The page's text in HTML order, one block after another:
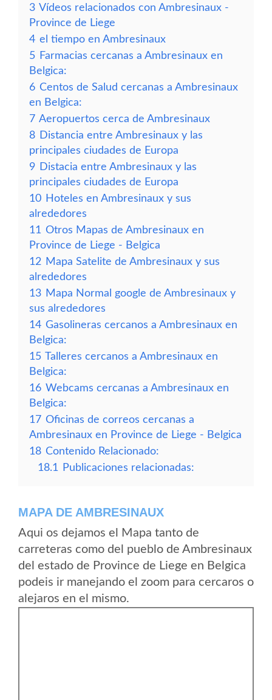
3 Vídeos relacionados con Ambresinaux -
Province de Liege
4 el tiempo en Ambresinaux
5 Farmacias cercanas a Ambresinaux en
Belgica:
6 Centos de Salud cercanas a Ambresinaux
en Belgica:
7 Aeropuertos cerca de Ambresinaux
8 Distancia entre Ambresinaux y las
principales ciudades de Europa
9 Distacia entre Ambresinaux y las
principales ciudades de Europa
10 Hoteles en Ambresinaux y sus
alrededores
11 Otros Mapas de Ambresinaux en
Province de Liege - Belgica
12 Mapa Satelite de Ambresinaux y sus
alrededores
13 Mapa Normal google de Ambresinaux y
sus alrededores
14 Gasolineras cercanos a Ambresinaux en
Belgica:
15 Talleres cercanos a Ambresinaux en
Belgica:
16 Webcams cercanas a Ambresinaux en
Belgica:
17 Oficinas de correos cercanas a
Ambresinaux en Province de Liege - Belgica
18 Contenido Relacionado:
18.1
Publicaciones relacionadas:
MAPA DE AMBRESINAUX
Aqui os dejamos el Mapa tanto de
carreteras como del pueblo de Ambresinaux
del estado de Province de Liege en Belgica
podeis ir manejando el zoom para cercaros o
alejaros en el mismo.